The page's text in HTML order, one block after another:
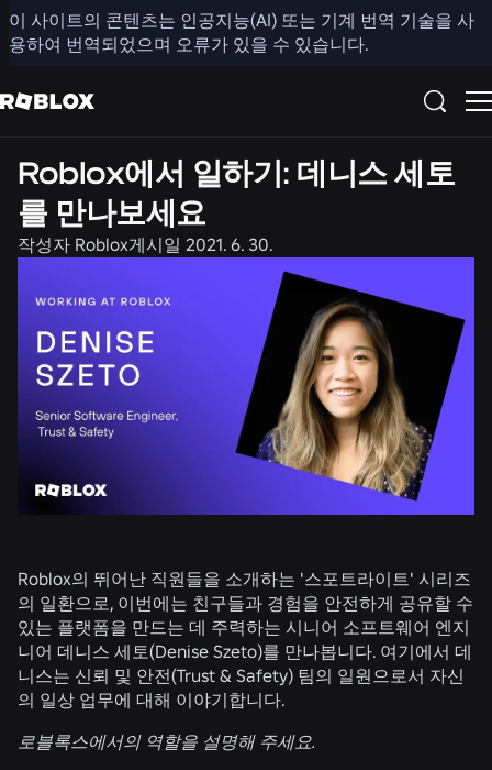
이 사이트의 콘텐츠는 인공지능(AI) 또는 기계 번역 기술을 사
용하여 번역되었으며 오류가 있을 수 있습니다.
공유
채용 정보
Roblox에서 일하기: 데니스 세토
를 만나보세요
작성자 Roblox게시일 2021. 6. 30.
Roblox의 뛰어난 직원들을 소개하는 '스포트라이트' 시리즈
의 일환으로, 이번에는 친구들과 경험을 안전하게 공유할 수
있는 플랫폼을 만드는 데 주력하는 시니어 소프트웨어 엔지
니어 데니스 세토(Denise Szeto)를 만나봅니다. 여기에서 데
니스는 신뢰 및 안전(Trust & Safety) 팀의 일원으로서 자신
의 일상 업무에 대해 이야기합니다.
로블록스에서의 역할을 설명해 주세요.